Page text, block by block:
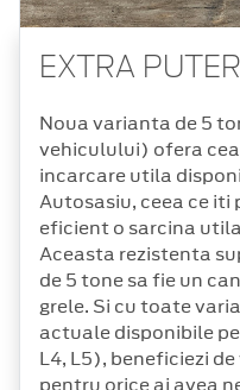
EXTRA
Noua varianta de 5
vehiculului) ofera
incarcare utila
Autosasiu, ceea ce
eficient o sarcina
Aceasta rezistenta
de 5 tone sa fie un
grele. Si cu toate
actuale disponibile
L4, L5), beneficiezi
pentru orice ai avea